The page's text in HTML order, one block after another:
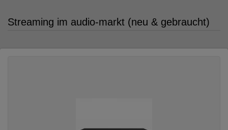
Streaming im audio-markt (neu & gebraucht)